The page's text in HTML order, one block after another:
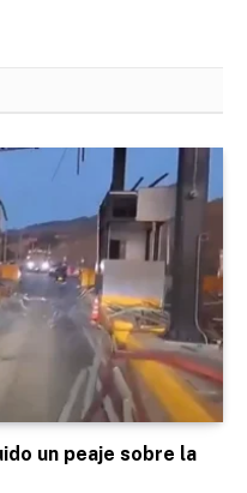
un peaje sobre la